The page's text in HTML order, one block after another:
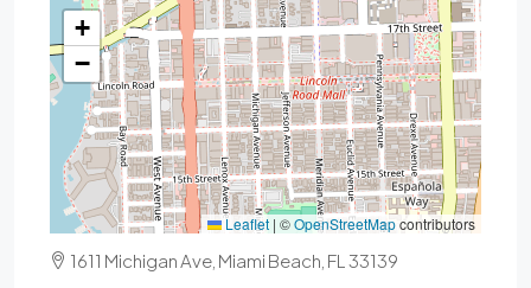
+
−
Leaflet | ©OpenStreetMapcontributors
1611 Michigan Ave, Miami Beach, FL 33139